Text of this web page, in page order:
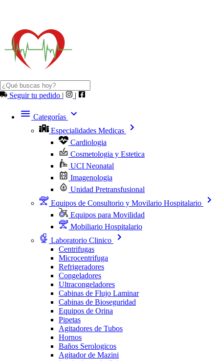
Seguir tu pedido | |
Categorías
Especialidades Medicas
Cardiologia
Cosmetologia y Estetica
UCI Neonatal
Imagenologia
Unidad Pretransfusional
Equipos de Consultorio y Movilario Hospitalario
Equipos para Movilidad
Mobiliario Hospitalario
Laboratorio Clinico
Centrifugas
Microcentrifuga
Refrigeradores
Congeladores
Ultracongeladores
Cabinas de Flujo Laminar
Cabinas de Bioseguridad
Equipos de Orina
Pipetas
Agitadores de Tubos
Hornos
Baños Serologicos
Agitador de Mazini